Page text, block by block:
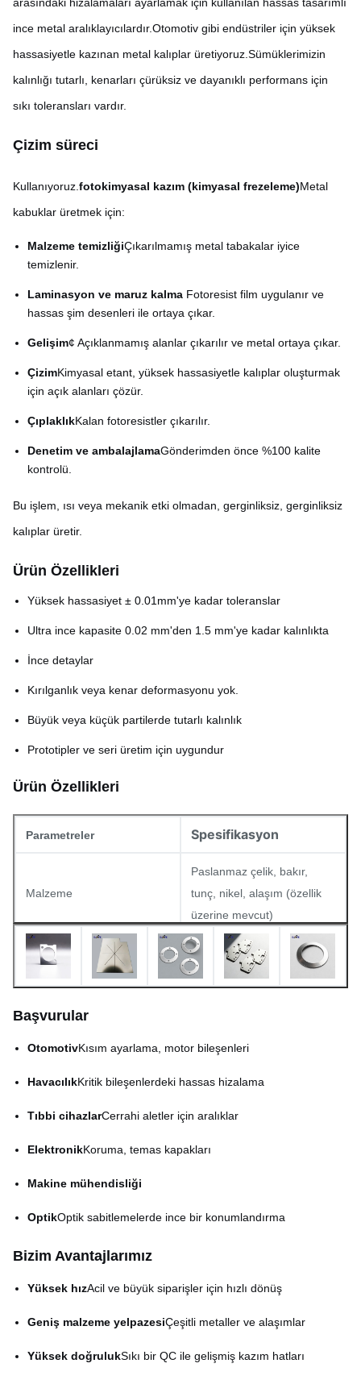
ince metal aralıklayıcılardır.Otomotiv gibi endüstriler için yüksek
hassasiyetle kazınan metal kalıplar üretiyoruz.Sümüklerimizin
kalınlığı tutarlı, kenarları çürüksiz ve dayanıklı performans için
sıkı toleransları vardır.
Çizim süreci
Kullanıyoruz. fotokimyasal kazım (kimyasal frezeleme)Metal
kabuklar üretmek için:
Malzeme temizliğiÇıkarılmamış metal tabakalar iyice
temizlenir.
Laminasyon ve maruz kalma ️ Fotoresist film uygulanır ve
hassas şim desenleri ile ortaya çıkar.
Gelişim¢ Açıklanmamış alanlar çıkarılır ve metal ortaya çıkar.
ÇizimKimyasal etant, yüksek hassasiyetle kalıplar oluşturmak
için açık alanları çözür.
ÇıplaklıkKalan fotoresistler çıkarılır.
Denetim ve ambalajlamaGönderimden önce %100 kalite
kontrolü.
Bu işlem, ısı veya mekanik etki olmadan, gerginliksiz, gerginliksiz
kalıplar üretir.
Ürün Özellikleri
Yüksek hassasiyet ± 0.01mm'ye kadar toleranslar
Ultra ince kapasite 0.02 mm'den 1.5 mm'ye kadar kalınlıkta
İnce detaylar
Kırılganlık veya kenar deformasyonu yok.
Büyük veya küçük partilerde tutarlı kalınlık
Prototipler ve seri üretim için uygundur
Ürün Özellikleri
Parametreler Spesifikasyon
Malzeme
Paslanmaz çelik, bakır,
tunç, nikel, alaşım (özellik
üzerine mevcut)
Kalınlığı 0.02 mm 1.5 mm
En az delik boyutu 0.03mm
En az hat genişliği
hazır)
Başvurular
OtomotivKısım ayarlama, motor bileşenleri
HavacılıkKritik bileşenlerdeki hassas hizalama
Tıbbi cihazlarCerrahi aletler için aralıklar
ElektronikKoruma, temas kapakları
Makine mühendisliği
OptikOptik sabitlemelerde ince bir konumlandırma
Bizim Avantajlarımız
Yüksek hızAcil ve büyük siparişler için hızlı dönüş
Geniş malzeme yelpazesiÇeşitli metaller ve alaşımlar
Yüksek doğrulukSıkı bir QC ile gelişmiş kazım hatları